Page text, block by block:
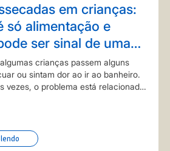
em crianças:
só alimentação e
ser sinal de uma
crianças passem alguns
ou sintam dor ao ir ao banheiro.
vezes, o problema está relacionado